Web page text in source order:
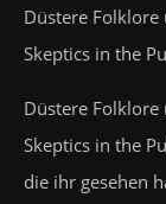
Düstere Folklore
Skeptics in the
Düstere Folklore
Skeptics in the
die ihr gesehen